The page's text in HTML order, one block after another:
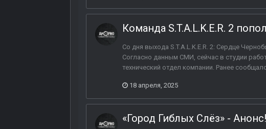
Команда S.T.A.L.K.E.R. 2
Со дня выхода S.T.A.L.K.E.R. 2: Сердце
Согласно данным СМИ, сейчас в студии
технический отдел компании. Ранее
18 апреля, 2025
«Город Гиблых Слёз» - Анонс!